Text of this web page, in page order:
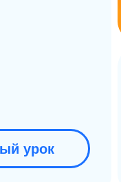
урок